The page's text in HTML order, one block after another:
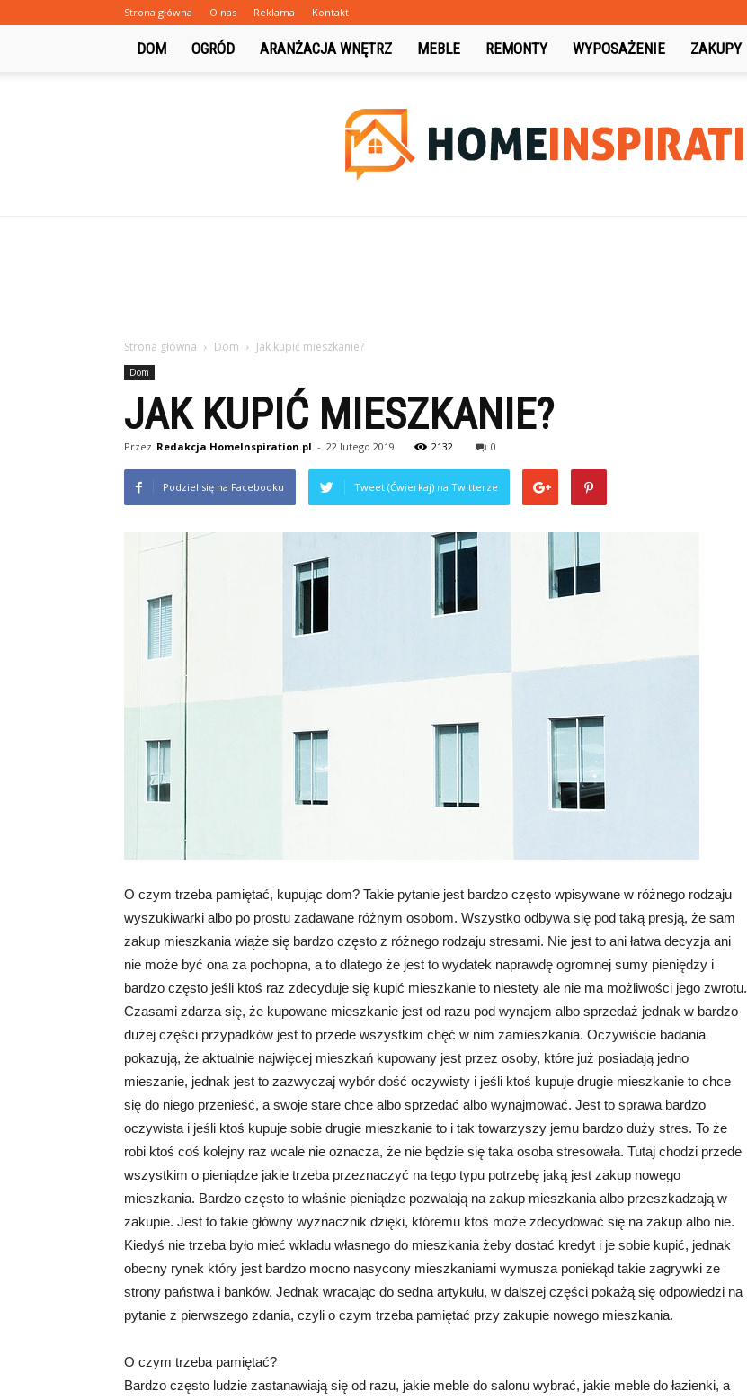
Strona główna O nas Reklama Kontakt
DOM OGRÓD ARANŻACJA WNĘTRZ MEBLE REMONTY WYPOSAŻENIE ZAKUPY
Strona główna Dom Jak kupić mieszkanie?
Dom
JAK KUPIĆ MIESZKANIE?
Przez Redakcja HomeInspiration.pl - 22 lutego 2019 2132 0
Podziel się na Facebooku Tweet (Ćwierkaj) na Twitterze
O czym trzeba pamiętać, kupując dom? Takie pytanie jest bardzo często wpisywane w różnego rodzaju
wyszukiwarki albo po prostu zadawane różnym osobom. Wszystko odbywa się pod taką presją, że sam
zakup mieszkania wiąże się bardzo często z różnego rodzaju stresami. Nie jest to ani łatwa decyzja ani
nie może być ona za pochopna, a to dlatego że jest to wydatek naprawdę ogromnej sumy pieniędzy i
bardzo często jeśli ktoś raz zdecyduje się kupić mieszkanie to niestety ale nie ma możliwości jego zwrotu.
Czasami zdarza się, że kupowane mieszkanie jest od razu pod wynajem albo sprzedaż jednak w bardzo
dużej części przypadków jest to przede wszystkim chęć w nim zamieszkania. Oczywiście badania
pokazują, że aktualnie najwięcej mieszkań kupowany jest przez osoby, które już posiadają jedno
mieszanie, jednak jest to zazwyczaj wybór dość oczywisty i jeśli ktoś kupuje drugie mieszkanie to chce
się do niego przenieść, a swoje stare chce albo sprzedać albo wynajmować. Jest to sprawa bardzo
oczywista i jeśli ktoś kupuje sobie drugie mieszkanie to i tak towarzyszy jemu bardzo duży stres. To że
robi ktoś coś kolejny raz wcale nie oznacza, że nie będzie się taka osoba stresowała. Tutaj chodzi przede
wszystkim o pieniądze jakie trzeba przeznaczyć na tego typu potrzebę jaką jest zakup nowego
mieszkania. Bardzo często to właśnie pieniądze pozwalają na zakup mieszkania albo przeszkadzają w
zakupie. Jest to takie główny wyznacznik dzięki, któremu ktoś może zdecydować się na zakup albo nie.
Kiedyś nie trzeba było mieć wkładu własnego do mieszkania żeby dostać kredyt i je sobie kupić, jednak
obecny rynek który jest bardzo mocno nasycony mieszkaniami wymusza poniekąd takie zagrywki ze
strony państwa i banków. Jednak wracając do sedna artykułu, w dalszej części pokażą się odpowiedzi na
pytanie z pierwszego zdania, czyli o czym trzeba pamiętać przy zakupie nowego mieszkania.
O czym trzeba pamiętać?
Bardzo często ludzie zastanawiają się od razu, jakie meble do salonu wybrać, jakie meble do łazienki, a